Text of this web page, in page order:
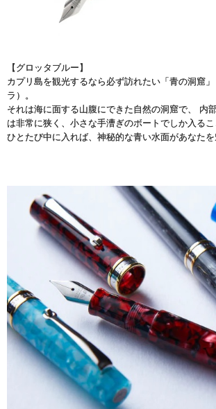
【グロッタブルー】
カプリ島を観光するなら必ず訪れたい「青の洞窟
ラ）。
それは海に面する山腹にできた自然の洞窟で、 内
は非常に狭く、小さな手漕ぎのボートでしか入るこ
ひとたび中に入れば、神秘的な青い水面があなたを